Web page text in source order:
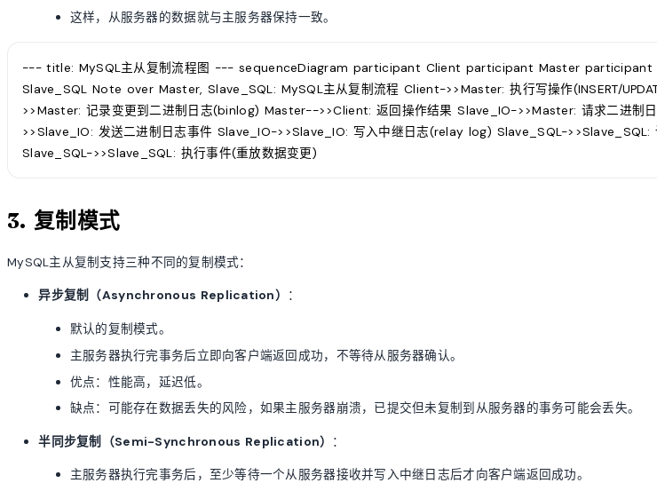
这样，从服务器的数据就与主服务器保持一致。
--- title: MySQL主从复制流程图 --- sequenceDiagram participant Client participant Master participant
Slave_SQL Note over Master, Slave_SQL: MySQL主从复制流程 Client->>Master: 执行写操作(INSERT/
>>Master: 记录变更到二进制日志(binlog) Master-->>Client: 返回操作结果 Slave_IO->>Master: 请求二进制
>>Slave_IO: 发送二进制日志事件 Slave_IO->>Slave_IO: 写入中继日志(relay log) Slave_SQL->>Slave_SQL:
Slave_SQL->>Slave_SQL: 执行事件(重放数据变更)
3. 复制模式
MySQL主从复制支持三种不同的复制模式：
异步复制（Asynchronous Replication） ：
默认的复制模式。
主服务器执行完事务后立即向客户端返回成功，不等待从服务器确认。
优点：性能高，延迟低。
缺点：可能存在数据丢失的风险，如果主服务器崩溃，已提交但未复制到从服务器的事务可能会丢失。
半同步复制（Semi-Synchronous Replication） ：
主服务器执行完事务后，至少等待一个从服务器接收并写入中继日志后才向客户端返回成功。